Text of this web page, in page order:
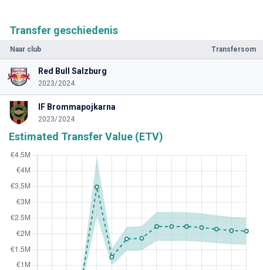
Transfer geschiedenis
Naar club Transfersom
Red Bull Salzburg
2023/2024
IF Brommapojkarna
2023/2024
Estimated Transfer Value (ETV)